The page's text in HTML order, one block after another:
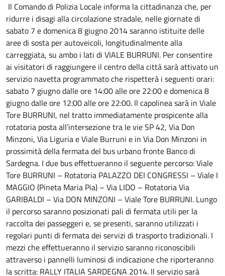
Il Comando di Polizia Locale informa la cittadinanza che, per
ridurre i disagi alla circolazione stradale, nelle giornate di
sabato 7 e domenica 8 giugno 2014 saranno istituite delle
aree di sosta per autoveicoli, longitudinalmente alla
carreggiata, su ambo i lati di VIALE BURRUNI. Per consentire
ai visitatori di raggiungere il centro della città sarà attivato un
servizio navetta programmato che rispetterà i seguenti orari:
sabato 7 giugno dalle ore 14:00 alle ore 22:00 e domenica 8
giugno dalle ore 12:00 alle ore 22:00. Il capolinea sarà in Viale
Tore BURRUNI, nel tratto immediatamente prospicente alla
rotatoria posta all’intersezione tra le vie SP 42, Via Don
Minzoni, Via Liguria e Viale Burruni e in Via Don Minzoni in
prossimità della fermata del bus urbano fronte Banco di
Sardegna. I due bus effettueranno il seguente percorso: Viale
Tore BURRUNI – Rotatoria PALAZZO DEI CONGRESSI – Viale I
MAGGIO (Pineta Maria Pia) – Via LIDO – Rotatoria Via
GARIBALDI – Via DON MINZONI – Viale Tore BURRUNI. Lungo
il percorso saranno posizionati pali di fermata utili per la
raccolta dei passeggeri e, se presenti, saranno utilizzati i
regolari punti di fermata dei servizi di trasporto tradizionali. I
mezzi che effettueranno il servizio saranno riconoscibili
attraverso i pannelli luminosi di indicazione che riporteranno
la scritta: RALLY ITALIA SARDEGNA 2014. Il servizio sarà